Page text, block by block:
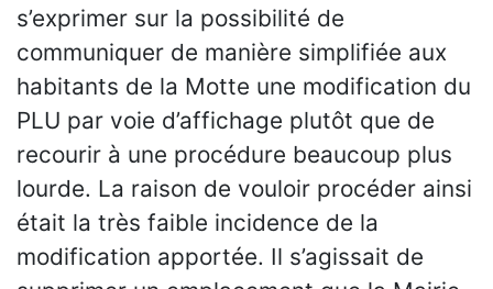
s’exprimer sur la possibilité de
communiquer de manière simplifiée aux
habitants de la Motte une modification du
PLU par voie d’affichage plutôt que de
recourir à une procédure beaucoup plus
lourde. La raison de vouloir procéder ainsi
était la très faible incidence de la
modification apportée. Il s’agissait de